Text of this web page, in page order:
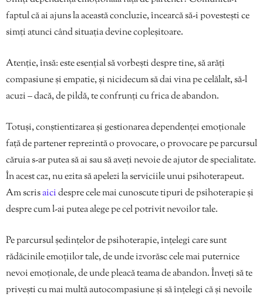
faptul că ai ajuns la această concluzie, încearcă să-i povestești ce
simți atunci când situația devine copleșitoare.
Atenție, însă: este esențial să vorbești despre tine, să arăți
compasiune și empatie, și nicidecum să dai vina pe celălalt, să-l
acuzi – dacă, de pildă, te confrunți cu frica de abandon.
Totuși, conștientizarea și gestionarea dependenței emoționale
față de partener reprezintă o provocare, o provocare pe parcursul
căruia s-ar putea să ai sau să aveți nevoie de ajutor de specialitate.
În acest caz, nu ezita să apelezi la serviciile unui psihoterapeut.
Am scrisaicidespre cele mai cunoscute tipuri de psihoterapie și
despre cum l-ai putea alege pe cel potrivit nevoilor tale.
Pe parcursul ședințelor de psihoterapie, înțelegi care sunt
rădăcinile emoțiilor tale, de unde izvorăsc cele mai puternice
nevoi emoționale, de unde pleacă teama de abandon. Înveți să te
privești cu mai multă autocompasiune și să înțelegi că și nevoile